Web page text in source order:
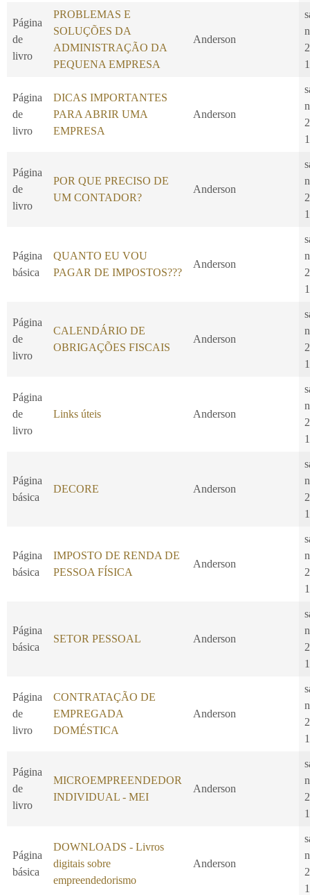
Página
de
livro
PROBLEMAS E
SOLUÇÕES DA
ADMINISTRAÇÃO DA
PEQUENA EMPRESA
Anderson
Página
de
livro
DICAS IMPORTANTES
PARA ABRIR UMA
EMPRESA
Anderson
Página
de
livro
POR QUE PRECISO DE
UM CONTADOR?
Anderson
Página
básica
QUANTO EU VOU
PAGAR DE IMPOSTOS???
Anderson
Página
de
livro
CALENDÁRIO DE
OBRIGAÇÕES FISCAIS
Anderson
Página
de
livro
Links úteis Anderson
Página
básica
DECORE Anderson
Página
básica
IMPOSTO DE RENDA DE
PESSOA FÍSICA
Anderson
Página
básica
SETOR PESSOAL Anderson
Página
de
livro
CONTRATAÇÃO DE
EMPREGADA
DOMÉSTICA
Anderson
Página
de
livro
MICROEMPREENDEDOR
INDIVIDUAL - MEI
Anderson
Página
básica
DOWNLOADS - Livros
digitais sobre
empreendedorismo
Anderson